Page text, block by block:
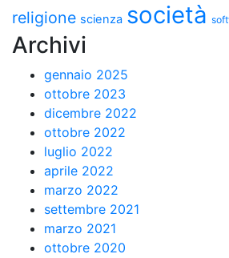
religione scienza società
Archivi
gennaio 2025
ottobre 2023
dicembre 2022
ottobre 2022
luglio 2022
aprile 2022
marzo 2022
settembre 2021
marzo 2021
ottobre 2020